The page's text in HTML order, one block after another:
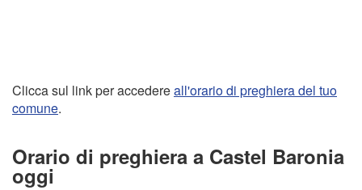
Clicca sul link per accedereall'orario di preghiera del tuo
comune.
Orario di preghiera a Castel Baronia
oggi